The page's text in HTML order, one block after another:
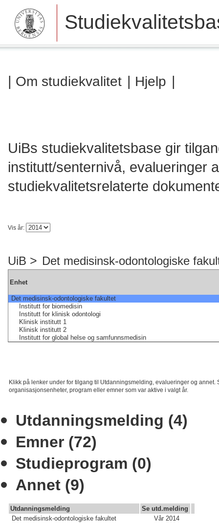
| Om studiekvalitet | Hjelp |
UiBs studiekvalitetsbase gir
institutt/senternivå, evalueringer
studiekvalitetsrelaterte
Vis år:
UiB > Det medisinsk-odontologiske
Enhet
Det medisinsk-odontologiske fakultet
Institutt for biomedisin
Institutt for klinisk odontologi
Klinisk institutt 1
Klinisk institutt 2
Institutt for global helse og samfunnsmedisin
Klikk på lenker under for tilgang til Utdanningsmelding, evalueringer og annet.
organisasjonsenheter, program eller emner som var aktive i valgt år.
Utdanningsmelding (4)
Emner (72)
Studieprogram (0)
Annet (9)
Utdanningsmelding
Se utd.melding
Det medisinsk-odontologiske fakultet
Vår 2014